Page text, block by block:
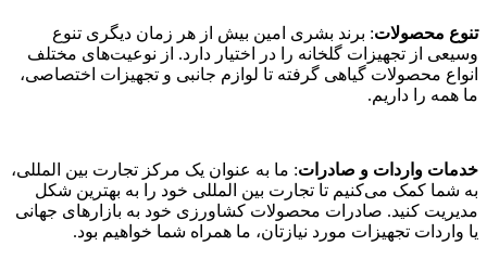
تنوع محصولات: برند بشری امین بیش از هر زمان دیگری تنوع
وسیعی از تجهیزات گلخانه را در اختیار دارد. از نوعیت‌های مختلف
انواع محصولات گیاهی گرفته تا لوازم جانبی و تجهیزات اختصاصی،
ما همه را داریم.
خدمات واردات و صادرات: ما به عنوان یک مرکز تجارت بین‌ المللی،
به شما کمک می‌کنیم تا تجارت بین‌ المللی خود را به بهترین شکل
مدیریت کنید. صادرات محصولات کشاورزی خود به بازارهای جهانی
یا واردات تجهیزات مورد نیازتان، ما همراه شما خواهیم بود.